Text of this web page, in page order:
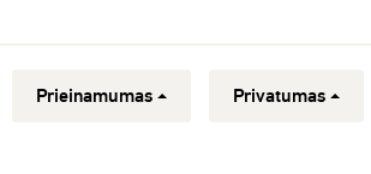
Prieinamumas Privatumas